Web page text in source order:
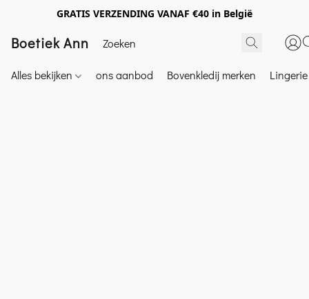
GRATIS VERZENDING VANAF €40 in België
Boetiek Ann
Alles bekijken ons aanbod Bovenkledij merken